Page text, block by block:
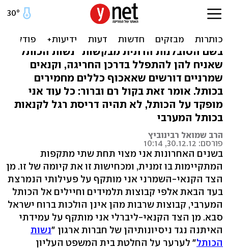
בין הקנאים: היזהרו מהאנשים
שיחריבו את הכותל
בשם הסובלנות הדתית מבקשות "נשות הכותל"
שאניח להן להתפלל בדרכן החריגה, וקנאים
שמרניים דורשים שאאכוף כללים מחמירים
בכותל. אומר זאת בקול רם וברור: כל עוד אני
מופקד על הכותל, לא תהיה דריסת רגל לקנאות
בכותל המערבי
הרב שמואל רבינוביץ
פורסם: 30.12.12, 10:14
בשנים האחרונות אני מצוי תחת שתי מתקפות
המתקיימות בו זמנית, ומכחישות זו את קיומה של זו. מן
הצד הקנאי-השמרני אני מותקף על פעילותי הנמרצת
בעד הבאת אלפי קבוצות תלמידים וחיילים אל הכותל
המערבי, קבוצות שרבות מהן אינן הולכות ברוח ישראל
סבא. מן הצד הקנאי-ליברלי אני מותקף על עמידתי
האיתנה נגד ניסיונותיהן של חברות ארגון "נשות
הכותל" לערער על החלטת בית המשפט העליון